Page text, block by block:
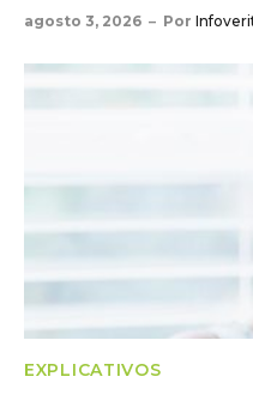
agosto 3, 2026 Por
EXPLICATIVOS